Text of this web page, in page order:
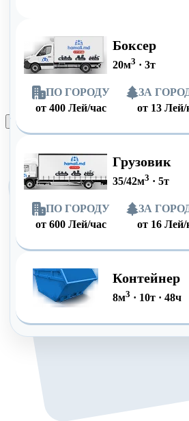
Боксер
20м3 · 3т
ПО ГОРОДУ
от 400 Лей/час
ЗА
от 13 Лей/
Грузовик
35/42м3 · 5т
ПО ГОРОДУ
от 600 Лей/час
ЗА
от 16 Лей/
Контейнер
8м3 · 10т· 48ч
Оформить заказ